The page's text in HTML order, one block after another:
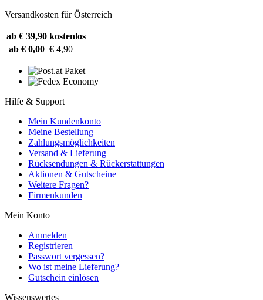
Versandkosten für Österreich
ab € 39,90 kostenlos
ab € 0,00 € 4,90
Hilfe & Support
Mein Kundenkonto
Meine Bestellung
Zahlungsmöglichkeiten
Versand & Lieferung
Rücksendungen & Rückerstattungen
Aktionen & Gutscheine
Weitere Fragen?
Firmenkunden
Mein Konto
Anmelden
Registrieren
Passwort vergessen?
Wo ist meine Lieferung?
Gutschein einlösen
Wissenswertes